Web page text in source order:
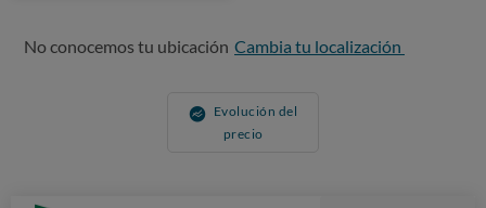
No conocemos tu ubicación Cambia tu localización
Evolución del
precio